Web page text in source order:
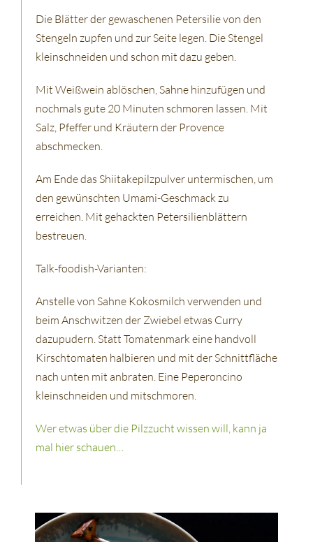
Die Blätter der gewaschenen Petersilie von den
Stengeln zupfen und zur Seite legen. Die Stengel
kleinschneiden und schon mit dazu geben.
Mit Weißwein ablöschen, Sahne hinzufügen und
nochmals gute 20 Minuten schmoren lassen. Mit
Salz, Pfeffer und Kräutern der Provence
abschmecken.
Am Ende das Shiitakepilzpulver untermischen, um
den gewünschten Umami-Geschmack zu
erreichen. Mit gehackten Petersilienblättern
bestreuen.
Talk-foodish-Varianten:
Anstelle von Sahne Kokosmilch verwenden und
beim Anschwitzen der Zwiebel etwas Curry
dazupudern. Statt Tomatenmark eine handvoll
Kirschtomaten halbieren und mit der Schnittfläche
nach unten mit anbraten. Eine Peperoncino
kleinschneiden und mitschmoren.
Wer etwas über die Pilzzucht wissen will, kann ja
mal hier schauen…